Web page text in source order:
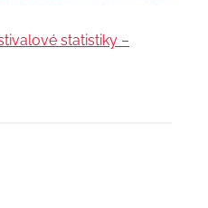
statistiky –